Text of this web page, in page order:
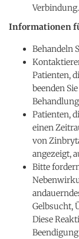
Verbindung.
Informationen
Behandeln
Patienten,
beenden
Patienten,
einen
von
angezeigt,
Bitte
Gelbsucht,
Diese